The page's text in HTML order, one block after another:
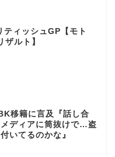
ティッシュGP【モト
ザルト】
移籍に言及『話し合
ディアに筒抜けで…盗
いてるのかな』